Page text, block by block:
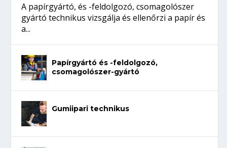
A papírgyártó, és -feldolgozó, csomagolószer
gyártó technikus vizsgálja és ellenőrzi a papír és
a...
Papírgyártó és -feldolgozó,
csomagolószer-gyártó
Gumiipari technikus